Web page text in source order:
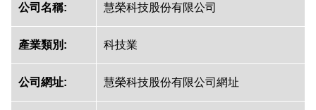
公司名稱: 慧榮科技股份有限公司
產業類別: 科技業
公司網址: 慧榮科技股份有限公司網址